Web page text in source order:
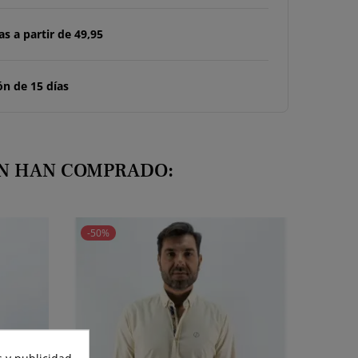
a partir de 49,95
de 15 días
HAN COMPRADO:
-50%